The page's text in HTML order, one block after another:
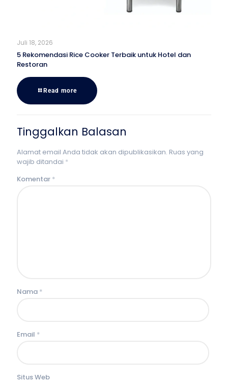
Juli 18, 2026
5 Rekomendasi Rice Cooker Terbaik untuk Hotel dan
Restoran
Read more
Tinggalkan Balasan
Alamat email Anda tidak akan dipublikasikan. Ruas yang
wajib ditandai *
Komentar *
Nama *
Email *
Situs Web